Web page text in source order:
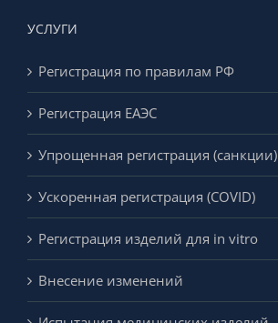
Упрощенная регистрация (санкции)
Ускоренная регистрация (COVID)
Регистрация изделий для in vitro
Внесение изменений
Испытания медицинских изделий